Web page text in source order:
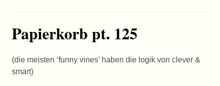
Papierkorb pt. 125
(die meisten ‘funny vines’ haben die logik von clever &
smart)